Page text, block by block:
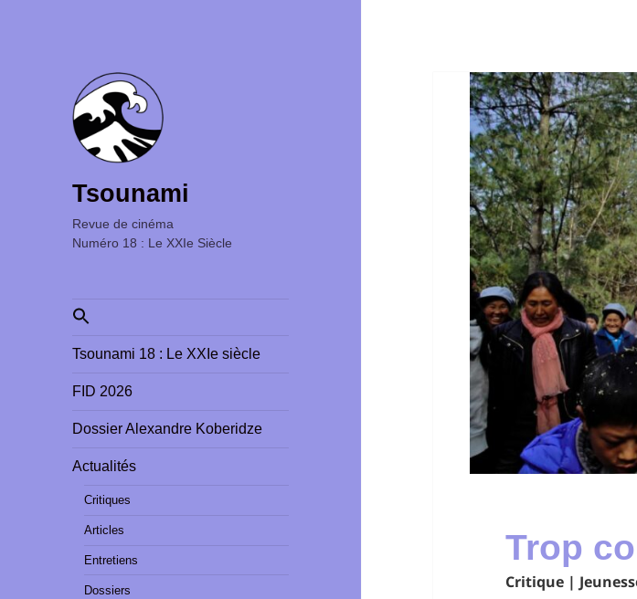
Tsounami
Revue de cinéma ‎ ‎ ‎ ‎ ‎ ‎ ‎ ‎ ‎ ‎ ‎ ‎ ‎ ‎ ‎ ‎ ‎ ‎ ‎ ‎ ‎ ‎ ‎ ‎ ‎ ‎
Numéro 18 : Le XXIe Siècle
Search
for:
Tsounami 18 : Le XXIe siècle
FID 2026
Dossier Alexandre Koberidze
Actualités
Critiques
Articles
Entretiens
Dossiers
Trop
Critique |